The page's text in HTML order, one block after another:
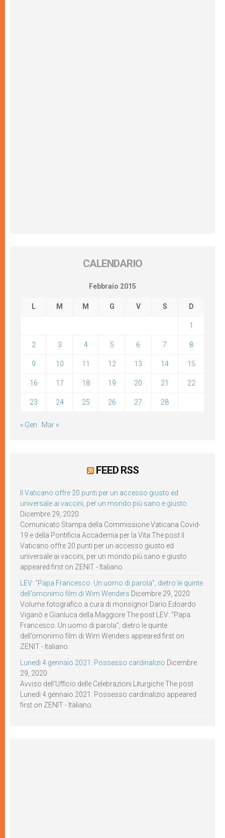
CALENDARIO
Febbraio 2015
L M M G V S D
1
2 3 4 5 6 7 8
9 10 11 12 13 14 15
16 17 18 19 20 21 22
23 24 25 26 27 28
« Gen Mar »
FEED RSS
Il Vaticano offre 20 punti per un accesso giusto ed
universale ai vaccini, per un mondo più sano e giusto
Dicembre 29, 2020
Comunicato Stampa della Commissione Vaticana Covid-
19 e della Pontificia Accademia per la Vita The post Il
Vaticano offre 20 punti per un accesso giusto ed
universale ai vaccini, per un mondo più sano e giusto
appeared first on ZENIT - Italiano.
LEV: “Papa Francesco. Un uomo di parola”, dietro le quinte
dell’omonimo film di Wim Wenders Dicembre 29, 2020
Volume fotografico a cura di monsignor Dario Edoardo
Viganò e Gianluca della Maggiore The post LEV: “Papa
Francesco. Un uomo di parola”, dietro le quinte
dell’omonimo film di Wim Wenders appeared first on
ZENIT - Italiano.
Lunedì 4 gennaio 2021: Possesso cardinalizio Dicembre
29, 2020
Avviso dell’Ufficio delle Celebrazioni Liturgiche The post
Lunedì 4 gennaio 2021: Possesso cardinalizio appeared
first on ZENIT - Italiano.